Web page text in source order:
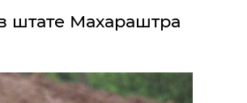
штате Махараштра